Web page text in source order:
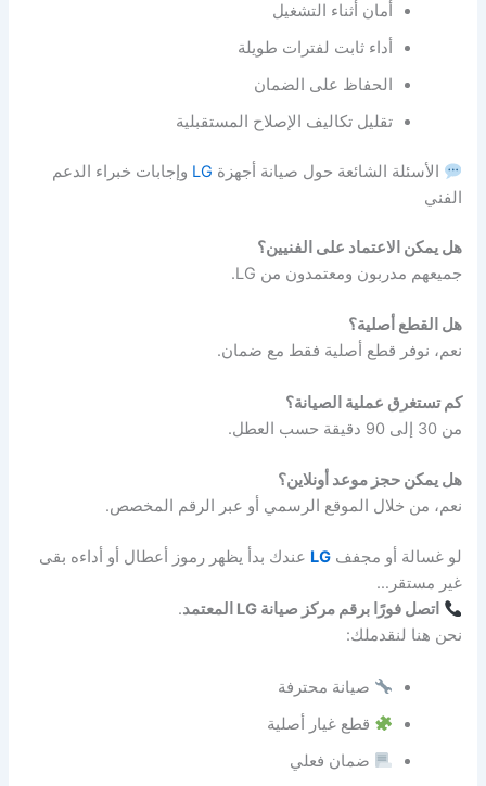
أمان أثناء التشغيل
أداء ثابت لفترات طويلة
الحفاظ على الضمان
تقليل تكاليف الإصلاح المستقبلية
الأسئلة الشائعة حول صيانة أجهزة LG وإجابات خبراء الدعم
الفني
هل يمكن الاعتماد على الفنيين؟
جميعهم مدربون ومعتمدون من LG.
هل القطع أصلية؟
نعم، نوفر قطع أصلية فقط مع ضمان.
كم تستغرق عملية الصيانة؟
من 30 إلى 90 دقيقة حسب العطل.
هل يمكن حجز موعد أونلاين؟
نعم، من خلال الموقع الرسمي أو عبر الرقم المخصص.
لو غسالة أو مجففLG عندك بدأ يظهر رموز أعطال أو أداءه بقى
غير مستقر…
اتصل فورًا برقم مركز صيانة LG المعتمد
.
نحن هنا لنقدملك:
صيانة محترفة
قطع غيار أصلية
ضمان فعلي